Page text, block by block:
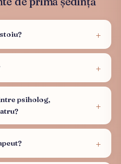
psiholog,